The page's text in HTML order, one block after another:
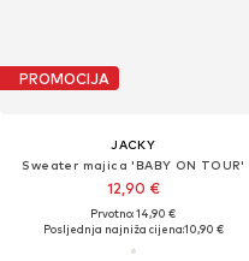
PROMOCIJA
JACKY
Sweater majica 'BABY ON TOUR'
12,90 €
Prvotno: 14,90 €
Posljednja najniža cijena:10,90 €